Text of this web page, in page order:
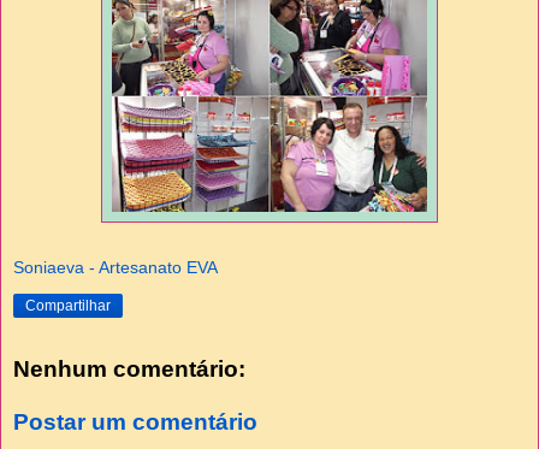
Soniaeva - Artesanato EVA
Compartilhar
Nenhum comentário:
Postar um comentário